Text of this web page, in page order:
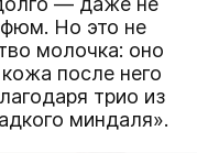
Но это не
молочка: оно
после него
трио из
миндаля».